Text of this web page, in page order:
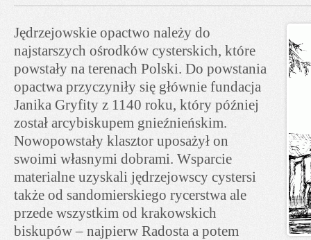
Jędrzejowskie opactwo należy do
najstarszych ośrodków cysterskich, które
powstały na terenach Polski. Do powstania
opactwa przyczyniły się głównie fundacja
Janika Gryfity z 1140 roku, który później
został arcybiskupem gnieźnieńskim.
Nowopowstały klasztor uposażył on
swoimi własnymi dobrami. Wsparcie
materialne uzyskali jędrzejowscy cystersi
także od sandomierskiego rycerstwa ale
przede wszystkim od krakowskich
biskupów – najpierw Radosta a potem